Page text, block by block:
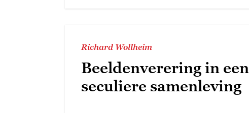
Richard Wollheim
Beeldenverering in een
seculiere samenleving